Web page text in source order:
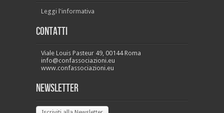
Leggi l'informativa
Contatti
Viale Louis Pasteur 49, 00144 Roma
info@confassociazioni.eu
www.confassociazioni.eu
Newsletter